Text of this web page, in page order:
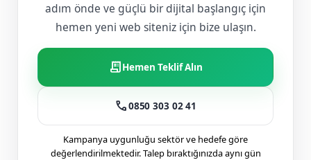
adım önde ve güçlü bir dijital başlangıç için
hemen yeni web siteniz için bize ulaşın.
receipt_longHemen Teklif Alın
call0850 303 02 41
Kampanya uygunluğu sektör ve hedefe göre
değerlendirilmektedir. Talep bıraktığınızda aynı gün